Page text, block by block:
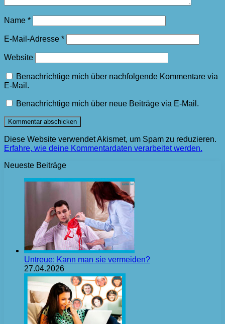
Name *
E-Mail-Adresse *
Website
Benachrichtige mich über nachfolgende Kommentare via
E-Mail.
Benachrichtige mich über neue Beiträge via E-Mail.
Diese Website verwendet Akismet, um Spam zu reduzieren.
Erfahre, wie deine Kommentardaten verarbeitet werden.
Neueste Beiträge
Untreue: Kann man sie vermeiden?
27.04.2026